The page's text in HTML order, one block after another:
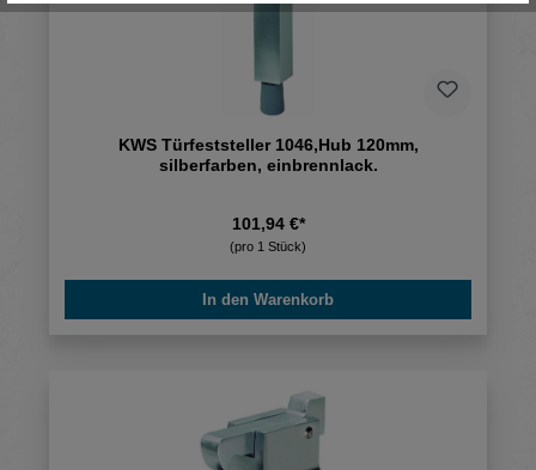
KWS Türfeststeller 1046,Hub 120mm,
silberfarben, einbrennlack.
101,94 €*
(pro 1 Stück)
In den Warenkorb